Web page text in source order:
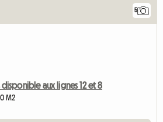
5
aux lignes 12 et 8
M2